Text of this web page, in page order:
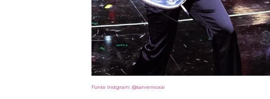
Fonte Instgram: @sanremorai